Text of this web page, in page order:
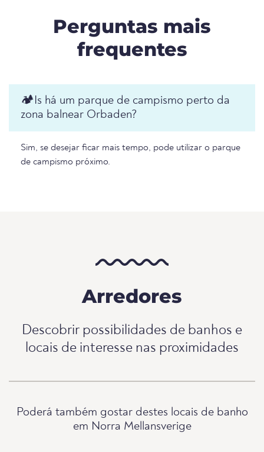
Perguntas mais
frequentes
🏕️️Is há um parque de campismo perto da
zona balnear Orbaden?
Sim, se desejar ficar mais tempo, pode utilizar o parque
de campismo próximo.
Arredores
Descobrir possibilidades de banhos e
locais de interesse nas proximidades
Poderá também gostar destes locais de banho
em Norra Mellansverige